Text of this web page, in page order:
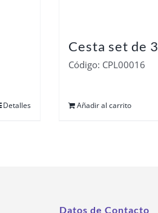
Detalles
Cesta set de 3
Código: CPL00016
Añadir al carrito
Datos de Contacto